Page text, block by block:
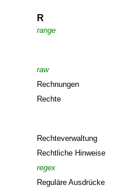
R
range
raw
Rechnungen
Rechte
Rechteverwaltung
Rechtliche Hinweise
regex
Reguläre Ausdrücke